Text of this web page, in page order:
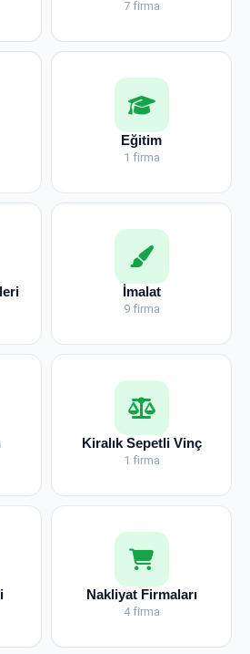
7 firma
Eğitim
1 firma
İmalat
9 firma
Kiralık Sepetli Vinç
1 firma
Nakliyat Firmaları
4 firma